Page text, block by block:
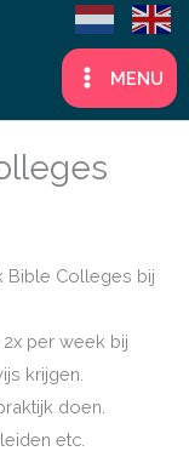
MENU
Bible Colleges bij
per week bij
krijgen.
doen.
etc.